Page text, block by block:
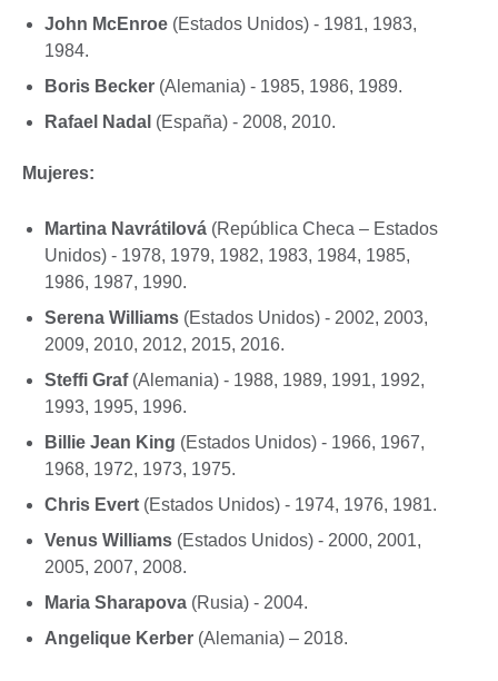
John McEnroe (Estados Unidos) - 1981, 1983,
1984.
Boris Becker (Alemania) - 1985, 1986, 1989.
Rafael Nadal (España) - 2008, 2010.
Mujeres:
Martina Navrátilová (República Checa – Estados
Unidos) - 1978, 1979, 1982, 1983, 1984, 1985,
1986, 1987, 1990.
Serena Williams (Estados Unidos) - 2002, 2003,
2009, 2010, 2012, 2015, 2016.
Steffi Graf(Alemania) - 1988, 1989, 1991, 1992,
1993, 1995, 1996.
Billie Jean King (Estados Unidos) - 1966, 1967,
1968, 1972, 1973, 1975.
Chris Evert (Estados Unidos) - 1974, 1976, 1981.
Venus Williams (Estados Unidos) - 2000, 2001,
2005, 2007, 2008.
Maria Sharapova (Rusia) - 2004.
Angelique Kerber (Alemania) – 2018.